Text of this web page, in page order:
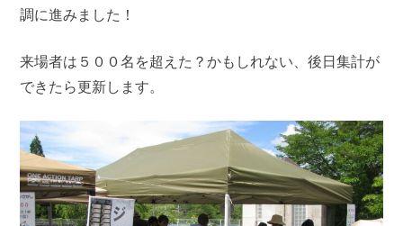
調に進みました！
来場者は５００名を超えた？かもしれない、後日集計が
できたら更新します。